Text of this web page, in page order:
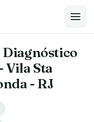
Vila Sta
- RJ